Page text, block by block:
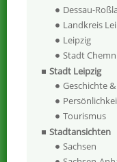
Dessau-
Landkreis
Leipzig
Stadt
Stadt Leipzig
Geschichte
Tourismus
Stadtansichten
Sachsen